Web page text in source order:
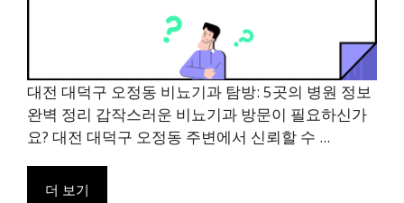
대전 대덕구 오정동 비뇨기과 탐방: 5곳의 병원 정보
완벽 정리 갑작스러운 비뇨기과 방문이 필요하신가
요? 대전 대덕구 오정동 주변에서 신뢰할 수 ...
더 보기